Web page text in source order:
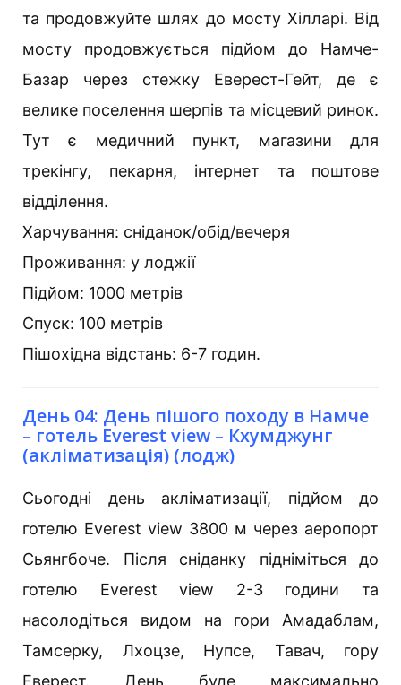
та продовжуйте шлях до мосту Хілларі. Від
мосту продовжується підйом до Намче-
Базар через стежку Еверест-Гейт, де є
велике поселення шерпів та місцевий ринок.
Тут є медичний пункт, магазини для
трекінгу, пекарня, інтернет та поштове
відділення.
Харчування: сніданок/обід/вечеря
Проживання: у лоджії
Підйом: 1000 метрів
Спуск: 100 метрів
Пішохідна відстань: 6-7 годин.
День 04: День пішого походу в Намче
– готель Everest view – Кхумджунг
(акліматизація) (лодж)
Сьогодні день акліматизації, підйом до
готелю Everest view 3800 м через аеропорт
Сьянгбоче. Після сніданку підніміться до
готелю Everest view 2-3 години та
насолодіться видом на гори Амадаблам,
Тамсерку, Лхоцзе, Нупсе, Тавач, гору
Еверест. День буде максимально